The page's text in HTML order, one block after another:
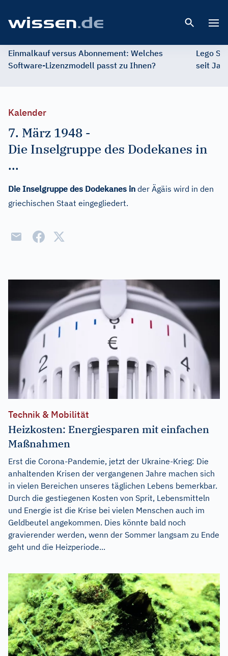
Einmalkauf versus Abonnement: Welches
Software-Lizenzmodell passt zu Ihnen?
Lego
seit
Kalender
7. März 1948 -
Die Inselgruppe des Dodekanes in
...
Die Inselgruppe des Dodekanes in der Ägäis wird in den
griechischen Staat eingegliedert.
Technik & Mobilität
Heizkosten: Energiesparen mit einfachen
Maßnahmen
Erst die Corona-Pandemie, jetzt der Ukraine-Krieg: Die
anhaltenden Krisen der vergangenen Jahre machen sich
in vielen Bereichen unseres täglichen Lebens bemerkbar.
Durch die gestiegenen Kosten von Sprit, Lebensmitteln
und Energie ist die Krise bei vielen Menschen auch im
Geldbeutel angekommen. Dies könnte bald noch
gravierender werden, wenn der Sommer langsam zu Ende
geht und die Heizperiode...